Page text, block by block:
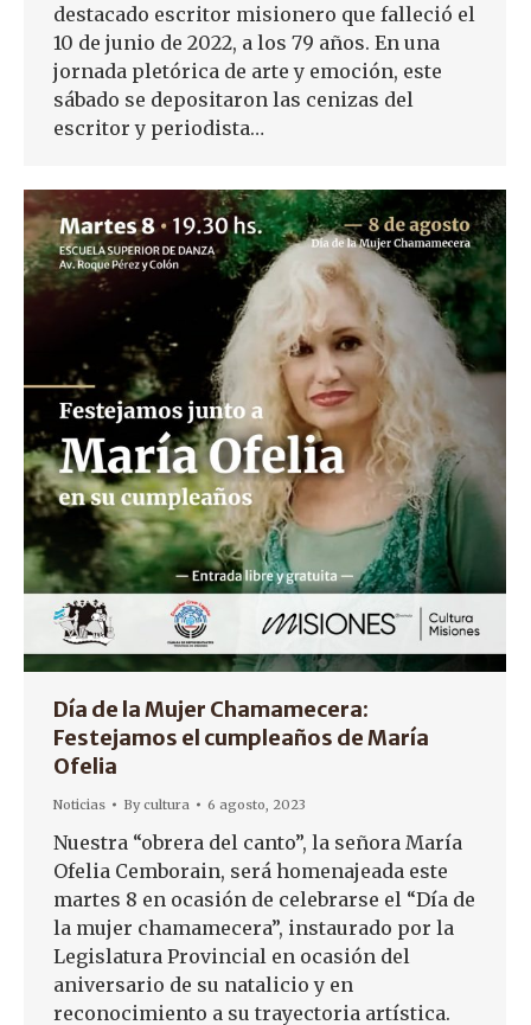
destacado escritor misionero que falleció el
10 de junio de 2022, a los 79 años. En una
jornada pletórica de arte y emoción, este
sábado se depositaron las cenizas del
escritor y periodista…
Día de la Mujer Chamamecera:
Festejamos el cumpleaños de María
Ofelia
Noticias Bycultura 6 agosto, 2023
Nuestra “obrera del canto”, la señora María
Ofelia Cemborain, será homenajeada este
martes 8 en ocasión de celebrarse el “Día de
la mujer chamamecera”, instaurado por la
Legislatura Provincial en ocasión del
aniversario de su natalicio y en
reconocimiento a su trayectoria artística.